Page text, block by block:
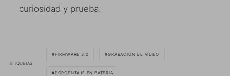
curiosidad y prueba.
ETIQUETAS
FIRMWARE 3.0 GRABACIÓN DE VÍDEO
PORCENTAJE EN BATERÍA